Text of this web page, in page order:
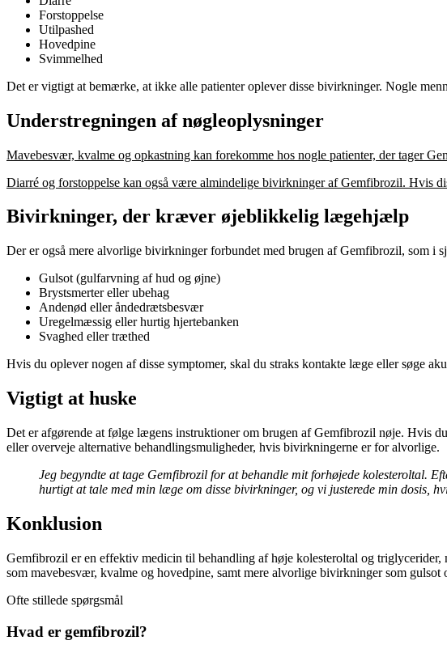
Forstoppelse
Utilpashed
Hovedpine
Svimmelhed
Det er vigtigt at bemærke, at ikke alle patienter oplever disse bivirkninger. Nogle
Understregningen af nøgleoplysninger
Mavebesvær, kvalme og opkastning kan forekomme hos nogle patienter, der tager
Diarré og forstoppelse kan også være almindelige bivirkninger af Gemfibrozil. Hvis
Bivirkninger, der kræver øjeblikkelig lægehjælp
Der er også mere alvorlige bivirkninger forbundet med brugen af Gemfibrozil, som
Gulsot (gulfarvning af hud og øjne)
Brystsmerter eller ubehag
Andenød eller åndedrætsbesvær
Uregelmæssig eller hurtig hjertebanken
Svaghed eller træthed
Hvis du oplever nogen af disse symptomer, skal du straks kontakte læge eller søge
Vigtigt at huske
Det er afgørende at følge lægens instruktioner om brugen af Gemfibrozil nøje. Hvis
eller overveje alternative behandlingsmuligheder, hvis bivirkningerne er for alvorlige.
Jeg begyndte at tage Gemfibrozil for at behandle mit forhøjede kolesteroltal.
hurtigt at tale med min læge om disse bivirkninger, og vi justerede min dosis,
Konklusion
Gemfibrozil er en effektiv medicin til behandling af høje kolesteroltal og
som mavebesvær, kvalme og hovedpine, samt mere alvorlige bivirkninger som
Ofte stillede spørgsmål
Hvad er gemfibrozil?